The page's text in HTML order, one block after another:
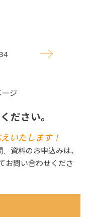
ださい。
いたします！
資料のお申込みは、
お問い合わせくださ